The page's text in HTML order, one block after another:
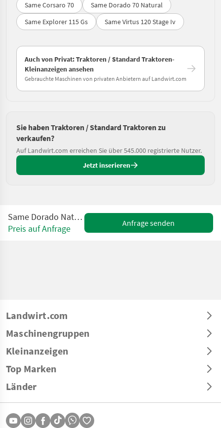
Same Corsaro 70
Same Dorado 70 Natural
Same Explorer 115 Gs
Same Virtus 120 Stage Iv
Auch von Privat: Traktoren / Standard Traktoren-
Kleinanzeigen ansehen
Gebrauchte Maschinen von privaten Anbietern auf Landwirt.com
Sie haben Traktoren / Standard Traktoren zu
verkaufen?
Auf Landwirt.com erreichen Sie über 545.000 registrierte Nutzer.
Jetzt inserieren
Same Dorado Natural 80 (Stage V)
Preis auf Anfrage
Anfrage senden
Landwirt.com
Maschinengruppen
Kleinanzeigen
Top Marken
Länder